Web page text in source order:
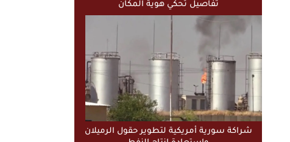
تفاصيل تحكي هوية المكان
شراكة سورية أمريكية لتطوير حقول الرميلان